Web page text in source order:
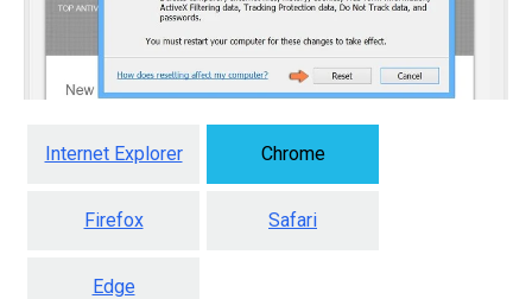
Internet Explorer Chrome
Firefox Safari
Edge